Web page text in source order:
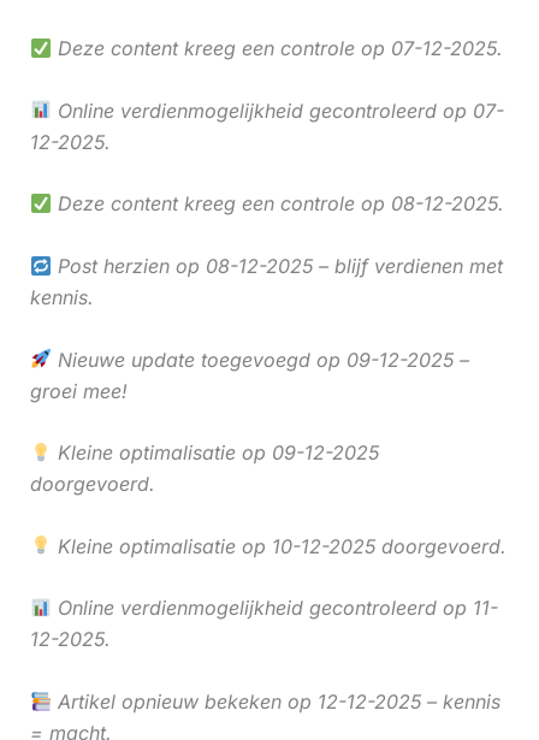
Deze content kreeg een controle op 07-12-2025.
Online verdienmogelijkheid gecontroleerd op 07-
12-2025.
Deze content kreeg een controle op 08-12-2025.
Post herzien op 08-12-2025 – blijf verdienen met
kennis.
Nieuwe update toegevoegd op 09-12-2025 –
groei mee!
Kleine optimalisatie op 09-12-2025
doorgevoerd.
Kleine optimalisatie op 10-12-2025 doorgevoerd.
Online verdienmogelijkheid gecontroleerd op 11-
12-2025.
Artikel opnieuw bekeken op 12-12-2025 – kennis
= macht.